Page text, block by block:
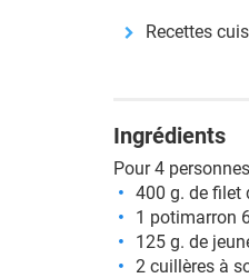
Recettes
Ingrédients
Pour 4
400 g. de
1 potimarron
125 g. de
2 cuillères à